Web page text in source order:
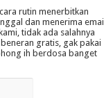
rutin menerbitkan
dan menerima email
tidak ada salahnya
gratis, gak pakai
ih berdosa banget